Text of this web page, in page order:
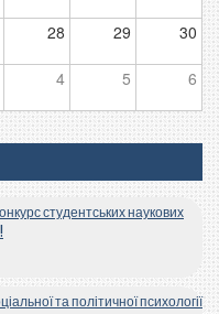
28 29 30
4 5 6
студентських наукових
та політичної психології